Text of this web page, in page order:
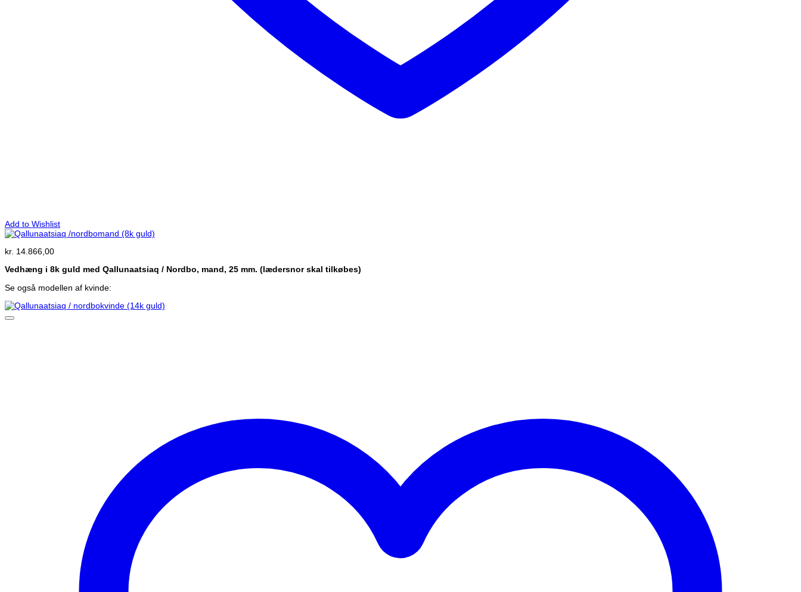
Add to Wishlist
kr. 14.866,00
Vedhæng i 8k guld med Qallunaatsiaq / Nordbo, mand, 25 mm. (lædersnor skal tilkøbes)
Se også modellen af kvinde: